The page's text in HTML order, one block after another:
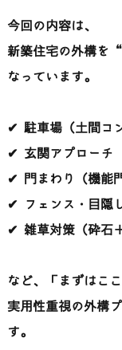
今回の内容は、
新築住宅の外構を
なっています。
✔ 駐車場（土間コ
✔ 玄関アプローチ
✔ 門まわり（機能
✔ フェンス・目隠
✔ 雑草対策（砕石
など、「まずはこ
実用性重視の外構
す。